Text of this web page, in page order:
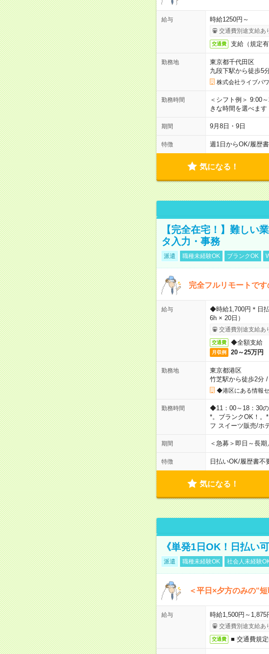
給与 時給1250円～
交通費別途支給あ
交通費 支給（規定有
勤務地
東京都千代田区
九段下駅から徒歩5
株式会社ライブパ
勤務時間
＜シフト例＞ 9:00
きな時間を選べま
期間 9月8日・9日
特徴 週1日からOK/履歴
気になる！
【完全在宅！】難しい
タ入力・事務
派遣 職種未経験OK ブランクOK
完全フルリモートで
給与
◆時給1,700円＊日
6h × 20日）
交通費別途支給あ
交通費 ◆全額支給
月収例 20～25万円
勤務地
東京都港区
竹芝駅から徒歩2分/
◆港区にある情報
勤務時間
◆11：00～18：30
*。ブランクOK！。
フ スイーツ販売/ホ
期間 ＜急募＞即日～長
特徴 日払いOK/履歴書不
気になる！
《単発1日OK！日払い
派遣 職種未経験OK 社会人未経験
＜平日×夕方のみの“
給与 時給1,500円～1,875
交通費別途支給あ
交通費 ■ 交通費規